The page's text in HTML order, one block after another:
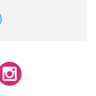
de
podrá
pedimos. No se
datos en la